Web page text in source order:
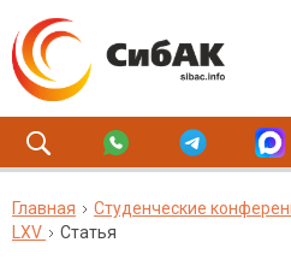
Главная Студенческие
LXV
Статья